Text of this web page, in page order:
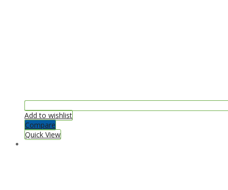
Add to wishlist
Compare
Quick View